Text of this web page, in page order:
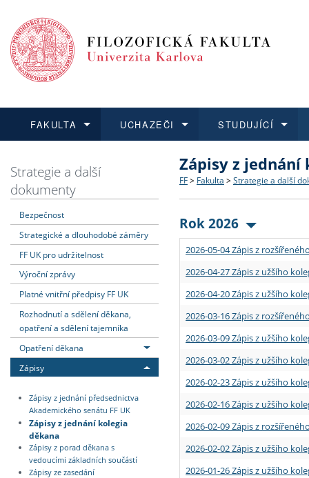
FAKULTA
Dozvědět se více
Struktura a historie
Strategie a další
Podpora a benefity pro
Absolventi fakulty
UCHAZEČI
Podat přihlášku
Co studovat a jak se
Učitelské studijní
Informace k průběhu
STUDUJÍCÍ
Dozvědět se více
Bakalářské a magisterské
Doktorské studium
Rigorózní řízení
Dozvědět se více
O vědě a výzkumu na FF
Akademické kvalifikace
Granty a projekty
Dozvědět se více
Aktuální nabídky a
Vyjíždějící studenti
Přijíždějící studenti
Vyjíždějící zaměstnanci
Strategie a další
dokumenty
Bezpečnost
Strategické a dlouhodobé záměry
FF UK pro udržitelnost
Výroční zprávy
Platné vnitřní předpisy FF UK
Rozhodnutí a sdělení děkana,
opatření a sdělení tajemníka
Opatření děkana
Zápisy
Zápisy z jednání předsednictva
Akademického senátu FF UK
Zápisy z jednání kolegia
děkana
Zápisy z porad děkana s
vedoucími základních součástí
Zápisy ze zasedání
Zápisy z jednání
FF > Fakulta > Strategie a další
Rok 2026
2026-05-04 Zápis z
2026-04-27 Zápis z užšího
2026-04-20 Zápis z užšího
2026-03-16 Zápis z
2026-03-09 Zápis z užšího
2026-03-02 Zápis z užšího
2026-02-23 Zápis z užšího
2026-02-16 Zápis z užšího
2026-02-09 Zápis z
2026-02-02 Zápis z užšího
2026-01-26 Zápis z užšího